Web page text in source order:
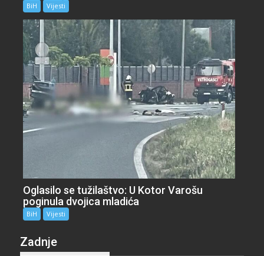
BiH Vijesti
Oglasilo se tužilaštvo: U Kotor Varošu
poginula dvojica mladića
BiH Vijesti
Zadnje